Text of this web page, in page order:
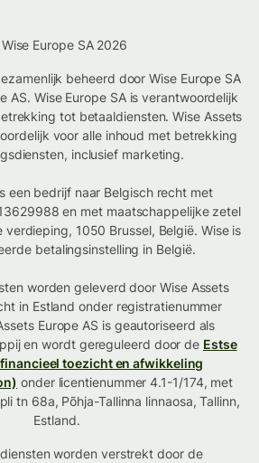
Europe SA 2026
beheerd door Wise Europe SA
AS. Wise Europe SA is verantwoordelijk
tot betaaldiensten. Wise Assets
voor alle inhoud met betrekking
inclusief marketing.
een bedrijf naar Belgisch recht met
en met maatschappelijke zetel
1050 Brussel, België. Wise is
betalingsinstelling in België.
worden geleverd door Wise Assets
in Estland onder registratienummer
Europe AS is geautoriseerd als
en wordt gereguleerd door de Estse
toezicht en afwikkeling
onder licentienummer 4.1-1/174, met
tn 68a, Põhja-Tallinna linnaosa, Tallinn,
Estland.
worden verstrekt door de